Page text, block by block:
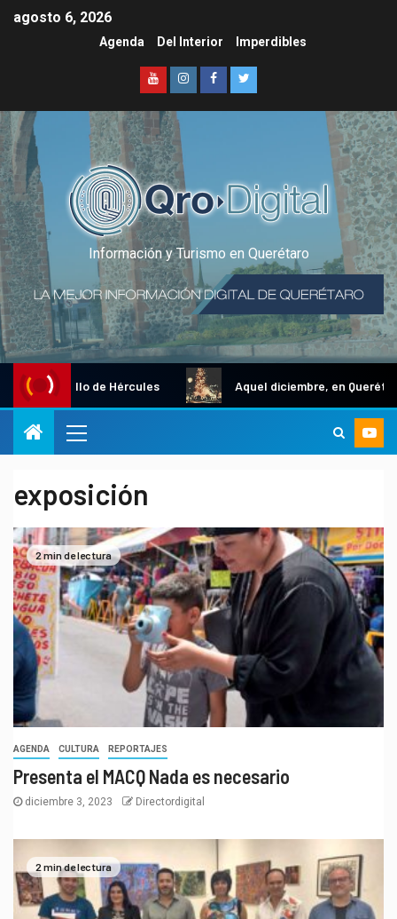
agosto 6, 2026
Agenda Del Interior Imperdibles
Información y Turismo en Querétaro
Gallo de Hércules Aquel diciembre, en Querétaro
exposición
2 min de lectura
AGENDA CULTURA REPORTAJES
Presenta el MACQ Nada es necesario
diciembre 3, 2023 Directordigital
2 min de lectura